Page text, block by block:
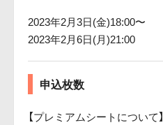
2023年2月3日(金)18:00〜
2023年2月6日(月)21:00
申込枚数
【プレミアムシートについて】